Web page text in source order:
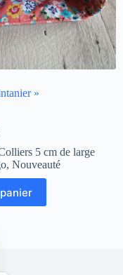
»
5 cm de large
, Nouveauté